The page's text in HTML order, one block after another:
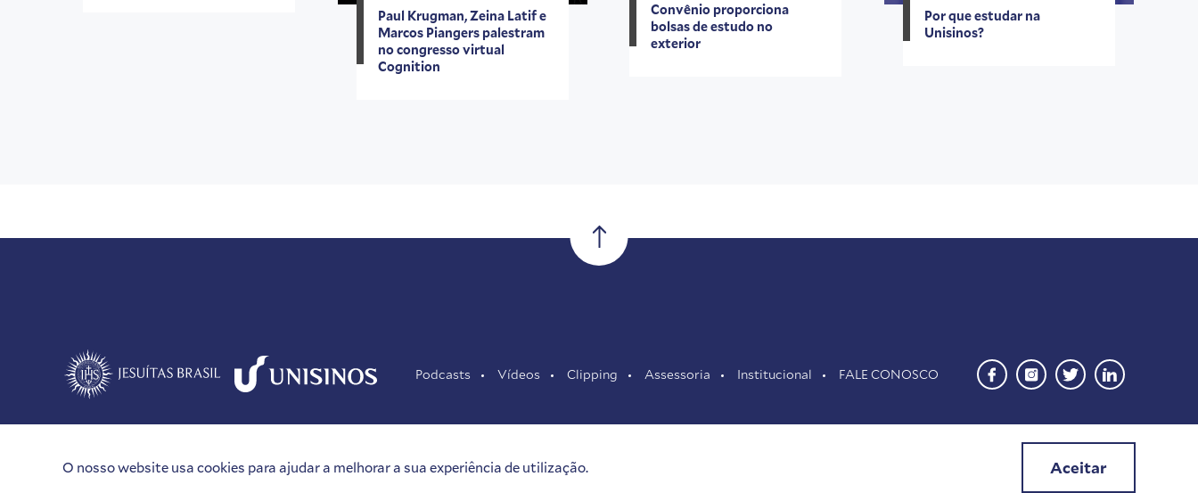
Paul Krugman, Zeina Latif e
Marcos Piangers palestram
no congresso virtual
Cognition
Convênio proporciona
bolsas de estudo no
exterior
Por que estudar na
Unisinos?
O nosso website usa cookies para ajudar a melhorar a sua experiência de utilização. Aceitar
Podcasts Vídeos Clipping Assessoria Institucional FALE CONOSCO